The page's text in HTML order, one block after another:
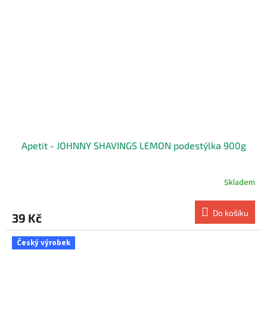
Apetit - JOHNNY SHAVINGS LEMON podestýlka 900g
Skladem
39 Kč Do košíku
Český výrobek